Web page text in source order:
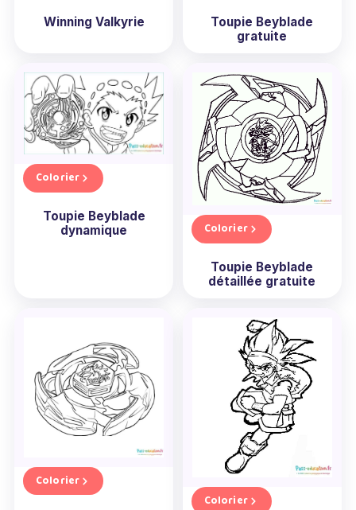
Winning Valkyrie
Toupie Beyblade
gratuite
Colorier
Toupie Beyblade
dynamique
Colorier
Toupie Beyblade
détaillée gratuite
Colorier
Colorier